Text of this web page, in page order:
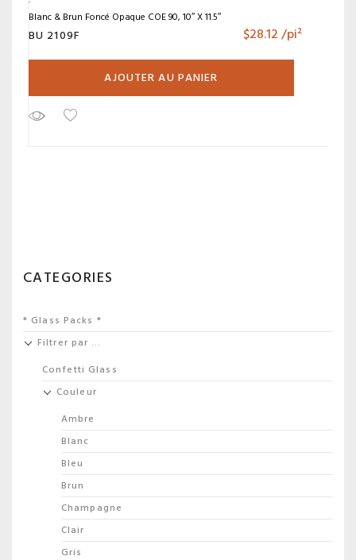
Blanc & Brun Foncé Opaque COE 90, 10″ X 11.5″
BU 2109F $28.12/pi²
AJOUTER AU PANIER
CATEGORIES
* Glass Packs *
Filtrer par …
Confetti Glass
Couleur
Ambre
Blanc
Bleu
Brun
Champagne
Clair
Gris